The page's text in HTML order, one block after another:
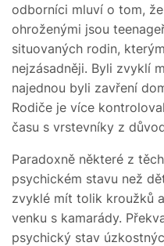
odborníci mluví o tom,
ohroženými jsou
situovaných rodin,
nejzásadněji. Byli zvyklí
najednou byli zavření
Rodiče je více
času s vrstevníky z
Paradoxně některé z
psychickém stavu než
zvyklé mít tolik kroužků
venku s kamarády.
psychický stav